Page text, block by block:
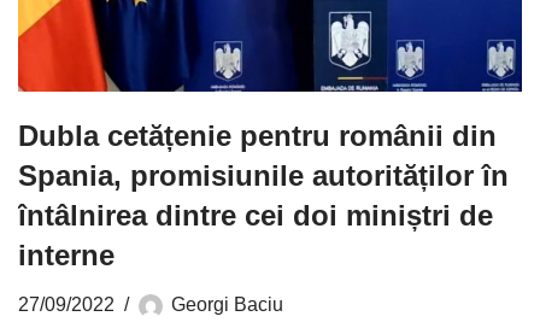
Dubla cetățenie pentru românii din
Spania, promisiunile autorităților în
întâlnirea dintre cei doi miniștri de
interne
27/09/2022 Georgi Baciu